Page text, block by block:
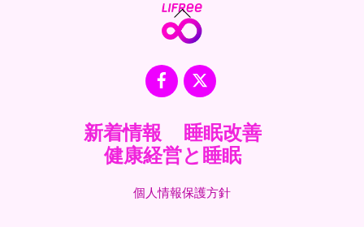
Back
To
Facebook
X
新着情報
睡眠改善
健康経営と睡眠
個人情報保護方針